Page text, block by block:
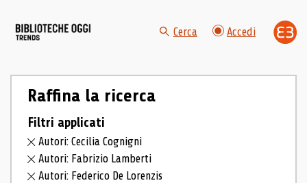
Cerca Accedi
Raffina la ricerca
Filtri applicati
Autori: Cecilia Cognigni
Autori: Fabrizio Lamberti
Autori: Federico De Lorenzis